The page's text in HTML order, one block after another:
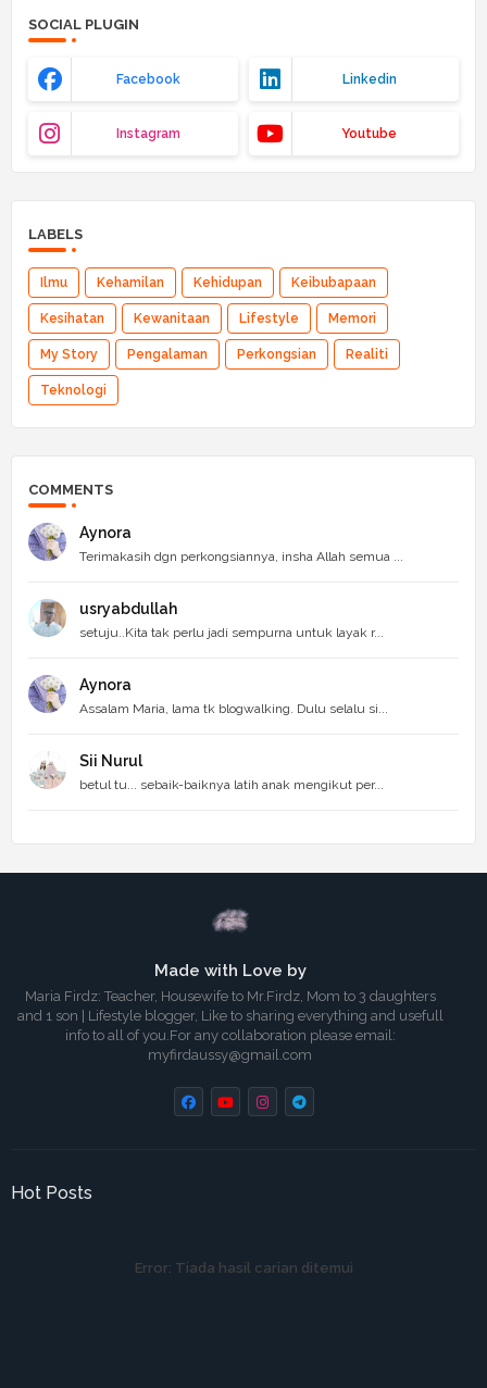
SOCIAL PLUGIN
Facebook Linkedin
Instagram Youtube
LABELS
Ilmu Kehamilan Kehidupan Keibubapaan
Kesihatan Kewanitaan Lifestyle Memori
My Story Pengalaman Perkongsian Realiti
Teknologi
COMMENTS
Aynora
Terimakasih dgn perkongsiannya, insha Allah semua ...
usryabdullah
setuju..Kita tak perlu jadi sempurna untuk layak r...
Aynora
Assalam Maria, lama tk blogwalking. Dulu selalu si...
Sii Nurul
betul tu... sebaik-baiknya latih anak mengikut per...
Made with Love by
Maria Firdz: Teacher, Housewife to Mr.Firdz, Mom to 3 daughters
and 1 son | Lifestyle blogger, Like to sharing everything and usefull
info to all of you.For any collaboration please email:
myfirdaussy@gmail.com
Hot Posts
Error: Tiada hasil carian ditemui